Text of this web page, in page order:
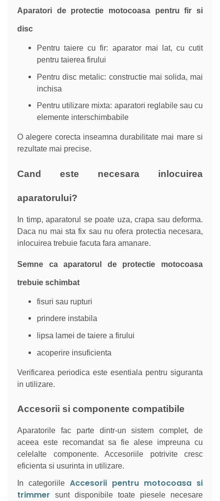
Aparatori de protectie motocoasa pentru fir si
disc
Pentru taiere cu fir: aparator mai lat, cu cutit
pentru taierea firului
Pentru disc metalic: constructie mai solida, mai
inchisa
Pentru utilizare mixta: aparatori reglabile sau cu
elemente interschimbabile
O alegere corecta inseamna durabilitate mai mare si
rezultate mai precise.
Cand este necesara inlocuirea
aparatorului?
In timp, aparatorul se poate uza, crapa sau deforma.
Daca nu mai sta fix sau nu ofera protectia necesara,
inlocuirea trebuie facuta fara amanare.
Semne ca aparatorul de protectie motocoasa
trebuie schimbat
fisuri sau rupturi
prindere instabila
lipsa lamei de taiere a firului
acoperire insuficienta
Verificarea periodica este esentiala pentru siguranta
in utilizare.
Accesorii si componente compatibile
Aparatorile fac parte dintr-un sistem complet, de
aceea este recomandat sa fie alese impreuna cu
celelalte componente. Accesoriile potrivite cresc
eficienta si usurinta in utilizare.
In categoriile Accesorii pentru motocoasa si
trimmer sunt disponibile toate piesele necesare